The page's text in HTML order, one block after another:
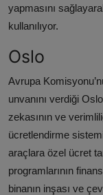
yapmasını
kullanılıyor.
Oslo
Avrupa
unvanını verdiği
zekasının ve
ücretlendirme
araçlara özel ücret
programlarının
binanın inşası ve